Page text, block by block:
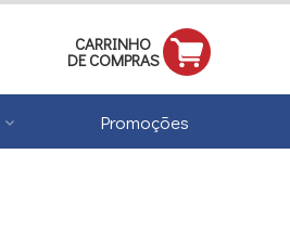
CARRINHO
DE COMPRAS
Promoções